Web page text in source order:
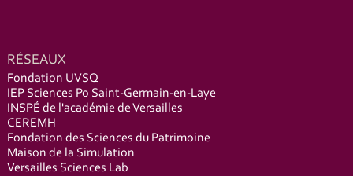
RÉSEAUX
Fondation UVSQ
IEP Sciences Po Saint-Germain-en-Laye
INSPÉ de l'académie de Versailles
CEREMH
Fondation des Sciences du Patrimoine
Maison de la Simulation
Versailles Sciences Lab